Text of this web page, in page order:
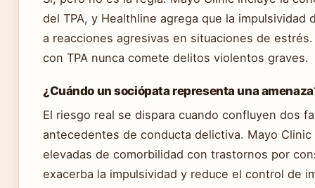
del TPA, y Healthline agrega que la
a reacciones agresivas en situaciones de
con TPA nunca comete delitos violentos graves.
¿Cuándo un sociópata representa una
El riesgo real se dispara cuando confluyen dos
antecedentes de conducta delictiva. Mayo
elevadas de comorbilidad con trastornos por
exacerba la impulsividad y reduce el control de